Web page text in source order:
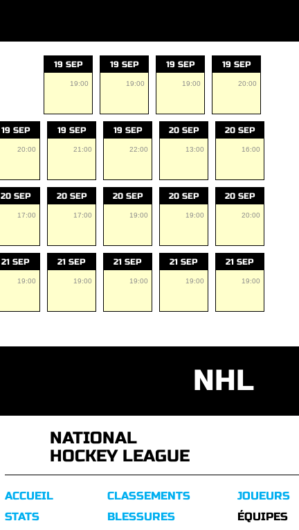
19 SEP
19:00
19 SEP
19:00
19 SEP
19:00
19 SEP
20:00
19 SEP
20:00
19 SEP
21:00
19 SEP
22:00
20 SEP
13:00
20 SEP
16:00
20 SEP
17:00
20 SEP
17:00
20 SEP
19:00
20 SEP
19:00
20 SEP
20:00
21 SEP
19:00
21 SEP
19:00
21 SEP
19:00
21 SEP
19:00
21 SEP
19:00
NHL
NATIONAL
HOCKEY LEAGUE
ACCUEIL
STATS
CLASSEMENTS
BLESSURES
JOUEURS
ÉQUIPES